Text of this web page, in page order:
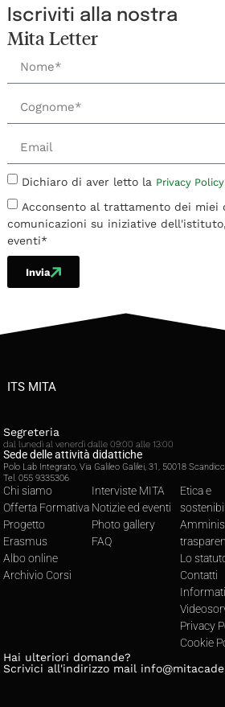
Iscriviti alla nostra
Mita Letter
Dichiaro di aver letto la Privacy Policy
Acconsento al trattamento dei miei
comunicazioni su iniziative
eventi*
Invia
ITS MITA
Chi siamo
Offerta Formativa
Progetto
Erasmus
Albo online
Archivio Corsi
Interviste MITA
Notizie ed eventi
Photo gallery
FAQ
Etica e
Lo
Contatti
Privacy
Cookie
Segreteria
dal lunedì al venerdì dalle 09:00 alle 13:00
Sede delle attività didattiche
Polo Lab Integrato, Via Galileo Galilei, 31, 50018
Tel. 055 9335306
Hai ulteriori domande?
Scrivici all'indirizzo mail